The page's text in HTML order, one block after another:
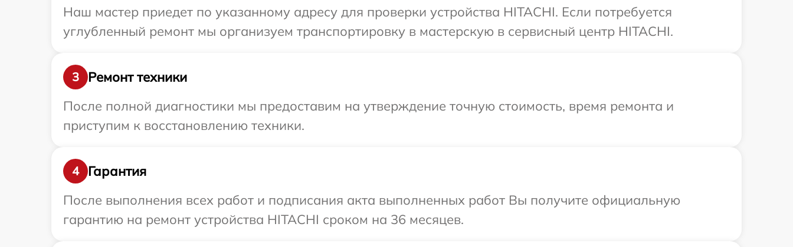
Наш мастер приедет по указанному адресу для проверки устройства HITACHI. Если потребуется
углубленный ремонт мы организуем транспортировку в мастерскую в сервисный центр HITACHI.
3
Ремонт техники
После полной диагностики мы предоставим на утверждение точную стоимость, время ремонта и
приступим к восстановлению техники.
4
Гарантия
После выполнения всех работ и подписания акта выполненных работ Вы получите официальную
гарантию на ремонт устройства HITACHI сроком на 36 месяцев.